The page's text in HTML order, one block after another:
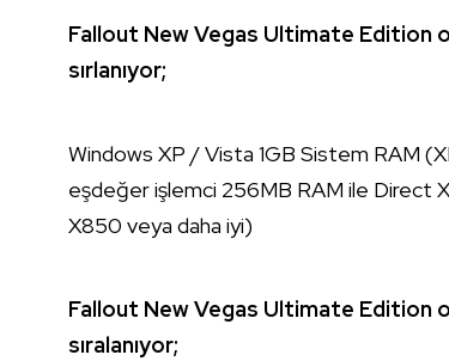
Fallout New Vegas Ultimate Edition
sırlanıyor;
Windows XP / Vista 1GB Sistem RAM
eşdeğer işlemci 256MB RAM ile Direct
X850 veya daha iyi)
Fallout New Vegas Ultimate Edition
sıralanıyor;